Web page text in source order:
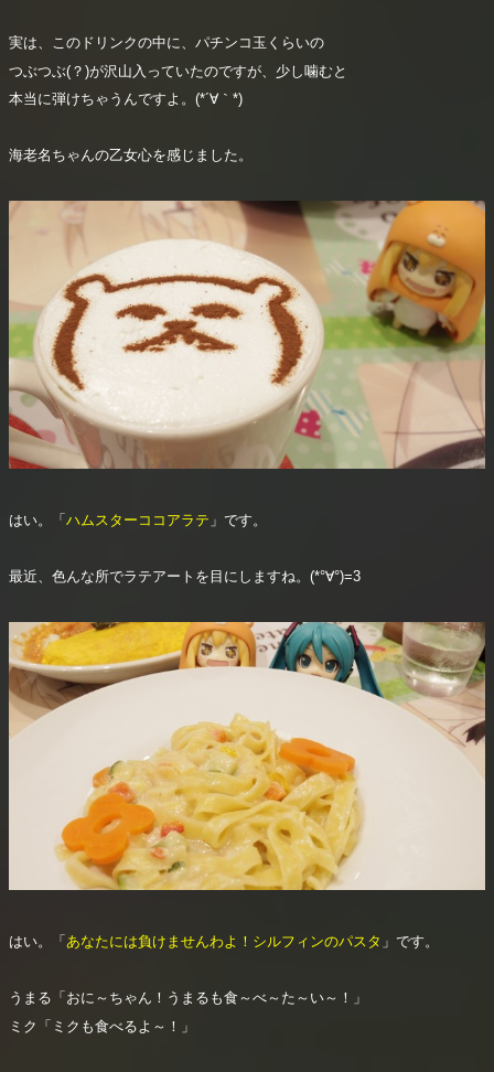
実は、このドリンクの中に、パチンコ玉くらいの
つぶつぶ(？)が沢山入っていたのですが、少し噛むと
本当に弾けちゃうんですよ。(*´∀｀*)
海老名ちゃんの乙女心を感じました。
はい。「 ハムスターココアラテ 」です。
最近、色んな所でラテアートを目にしますね。(*°∀°)=3
はい。「 あなたには負けませんわよ！シルフィンのパスタ 」です。
うまる「おに～ちゃん！うまるも食～べ～た～い～！」
ミク「ミクも食べるよ～！」